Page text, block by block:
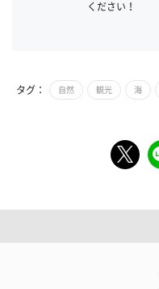
ください！
タグ： 自然 観光 海